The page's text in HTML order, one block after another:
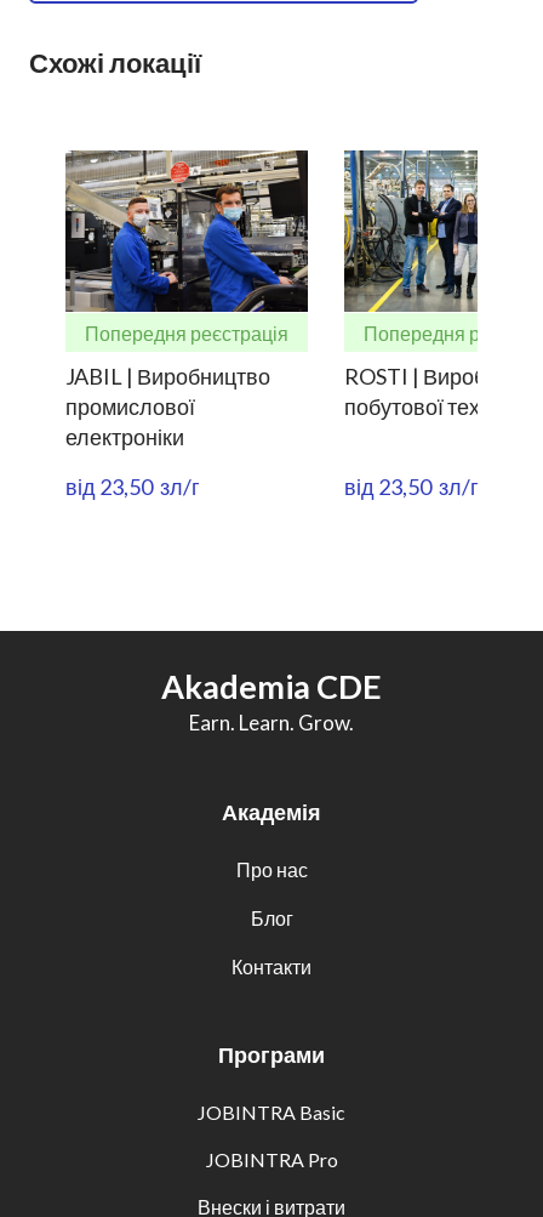
Схожі локації
Попередня реєстрація
JABIL | Виробництво
промислової
електроніки
від 23,50  зл/г
Попередня
ROSTI |
побутової техніки
від 23,50  зл/г
Akademia CDE
Earn. Learn. Grow.
Академія
Про нас
Блог
Контакти
Програми
JOBINTRA Basic
JOBINTRA Pro
Внески і витрати